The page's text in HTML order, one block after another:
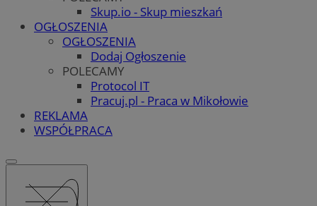
Skup.io - Skup mieszkań
OGŁOSZENIA
OGŁOSZENIA
Dodaj Ogłoszenie
POLECAMY
Protocol IT
Pracuj.pl - Praca w Mikołowie
REKLAMA
WSPÓŁPRACA